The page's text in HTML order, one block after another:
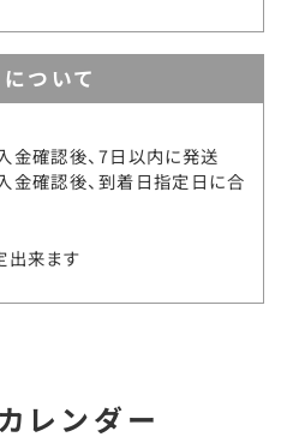
ついて
金確認後、7日以内に発送
金確認後、到着日指定日に合
出来ます
レンダー